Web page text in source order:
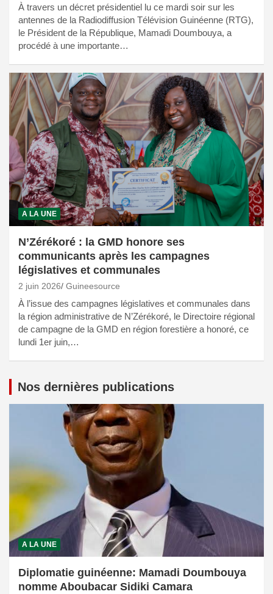
À travers un décret présidentiel lu ce mardi soir sur les
antennes de la Radiodiffusion Télévision Guinéenne (RTG),
le Président de la République, Mamadi Doumbouya, a
procédé à une importante…
A LA UNE
N’Zérékoré : la GMD honore ses
communicants après les campagnes
législatives et communales
2 juin 2026 Guineesource
À l’issue des campagnes législatives et communales dans
la région administrative de N’Zérékoré, le Directoire régional
de campagne de la GMD en région forestière a honoré, ce
lundi 1er juin,…
Nos dernières publications
A LA UNE
Diplomatie guinéenne: Mamadi Doumbouya
nomme Aboubacar Sidiki Camara